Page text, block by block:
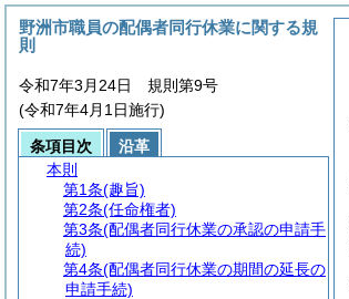
野洲市職員の配偶者同行休業に関する規
則
令和7年3月24日 規則第9号
(令和7年4月1日施行)
条項目次
沿革
本則
第1条(趣旨)
第2条(任命権者)
第3条(配偶者同行休業の承認の申請手
続)
第4条(配偶者同行休業の期間の延長の
申請手続)